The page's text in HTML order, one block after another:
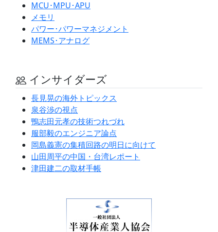
MCU･MPU･APU
メモリ
パワー･パワーマネジメント
MEMS･アナログ
インサイダーズ
長見晃の海外トピックス
泉谷渉の視点
鴨志田元孝の技術つれづれ
服部毅のエンジニア論点
岡島義憲の集積回路の明日に向けて
山田周平の中国・台湾レポート
津田建二の取材手帳